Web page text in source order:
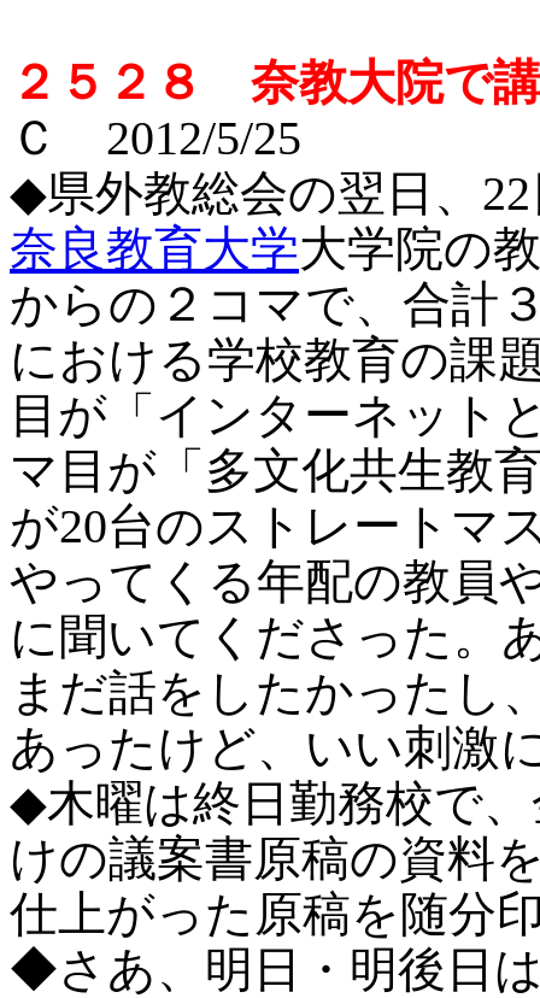
２５２８ 奈教大院
Ｃ 2012/5/25
◆県外教総会の翌日、
奈良教育大学大学院の
からの２コマで、合計
における学校教育の課
目が「インターネット
マ目が「多文化共生教
が20台のストレートマ
やってくる年配の教員
に聞いてくださった。
まだ話をしたかったし
あったけど、いい刺激
◆木曜は終日勤務校で
けの議案書原稿の資料
仕上がった原稿を随分
◆さあ、明日・明後日